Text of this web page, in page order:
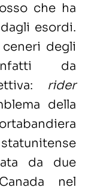
che ha
esordi.
degli
da
rider
della
da due
nel